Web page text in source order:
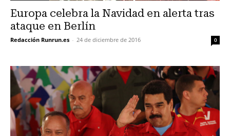
Europa celebra la Navidad en alerta tras
ataque en Berlín
Redacción Runrun.es - 24 de diciembre de 2016 0